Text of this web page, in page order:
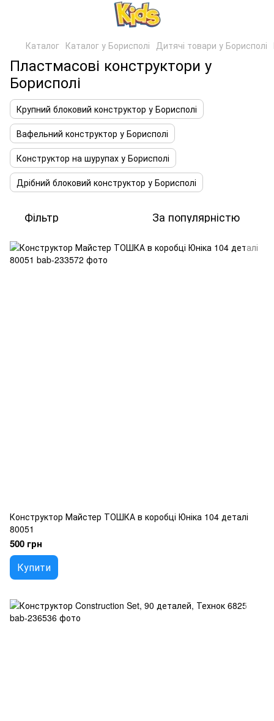
Каталог Каталог у Борисполі Дитячі товари у Борисполі
Пластмасові конструктори у
Борисполі
Крупний блоковий конструктор у Борисполі
Вафельний конструктор у Борисполі
Конструктор на шурупах у Борисполі
Дрібний блоковий конструктор у Борисполі
Фільтр За популярністю
Конструктор Майстер ТОШКА в коробці Юніка 104 деталі
80051
500 грн
Купити